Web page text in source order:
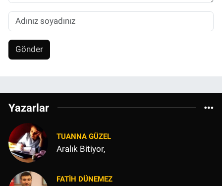
Gönder
Yazarlar
TUANNA GÜZEL
Aralık Bitiyor,
FATIH DÜNEMEZ